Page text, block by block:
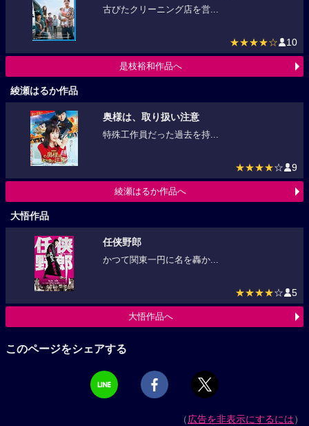
古びたクリーニング店を営...
★★★★☆ 10
是枝裕和作品へ
綾瀬はるか作品
奥様は、取り扱い注意
特殊工作員だった過去を持...
★★★★☆ 9
綾瀬はるか作品へ
大悟作品
任侠野郎
かつて関東一円に名を轟か...
★★★★☆ 5
大悟作品へ
このページをシェアする
（広告を非表示にするには）